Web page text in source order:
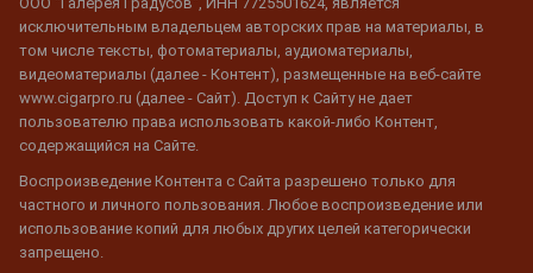
исключительным владельцем авторских прав на материалы, в
том числе тексты, фотоматериалы, аудиоматериалы,
видеоматериалы (далее - Контент), размещенные на веб-сайте
www.cigarpro.ru (далее - Сайт). Доступ к Сайту не дает
пользователю права использовать какой-либо Контент,
содержащийся на Сайте.
Воспроизведение Контента с Сайта разрешено только для
частного и личного пользования. Любое воспроизведение или
использование копий для любых других целей категорически
запрещено.